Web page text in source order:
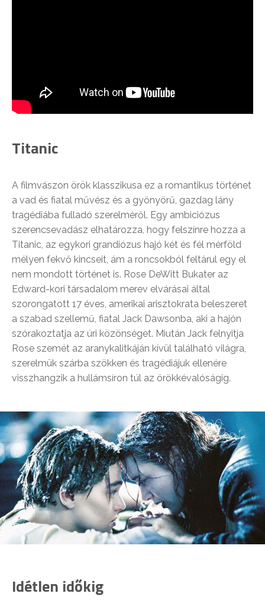
Titanic
A filmvászon örök klasszikusa ez a romantikus történet
a vad és fiatal művész és a gyönyörű, gazdag lány
tragédiába fulladó szerelméről. Egy ambiciózus
szerencsevadász elhatározza, hogy felszínre hozza a
Titanic, az egykori grandiózus hajó két és fél mérföld
mélyen fekvő kincseit, ám a roncsokból feltárul egy el
nem mondott történet is. Rose DeWitt Bukater az
Edward-kori társadalom merev elvárásai által
szorongatott 17 éves, amerikai arisztokrata beleszeret
a szabad szellemű, fiatal Jack Dawsonba, aki a hajón
szórakoztatja az úri közönséget. Miután Jack felnyitja
Rose szemét az aranykalitkáján kívül található világra,
szerelmük szárba szökken és tragédiájuk ellenére
visszhangzik a hullámsíron túl az örökkévalóságig.
Idétlen időkig